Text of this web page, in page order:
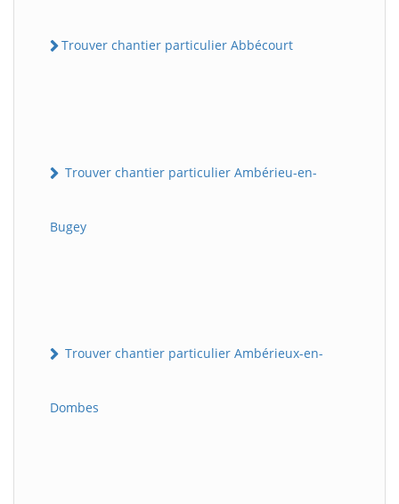
Trouver chantier particulier Abbécourt
Trouver chantier particulier Ambérieu-en-
Bugey
Trouver chantier particulier Ambérieux-en-
Dombes